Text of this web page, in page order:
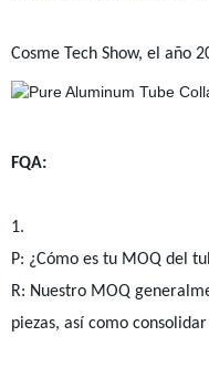
Cosme Tech Show, el
FQA:
1.
P: ¿Cómo es tu MOQ del
R: Nuestro MOQ
piezas, así como consolidar